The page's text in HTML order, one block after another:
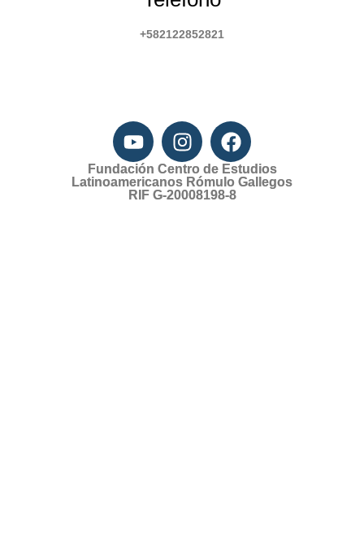
+582122852821
Fundación Centro de Estudios
Latinoamericanos Rómulo Gallegos
RIF G-20008198-8